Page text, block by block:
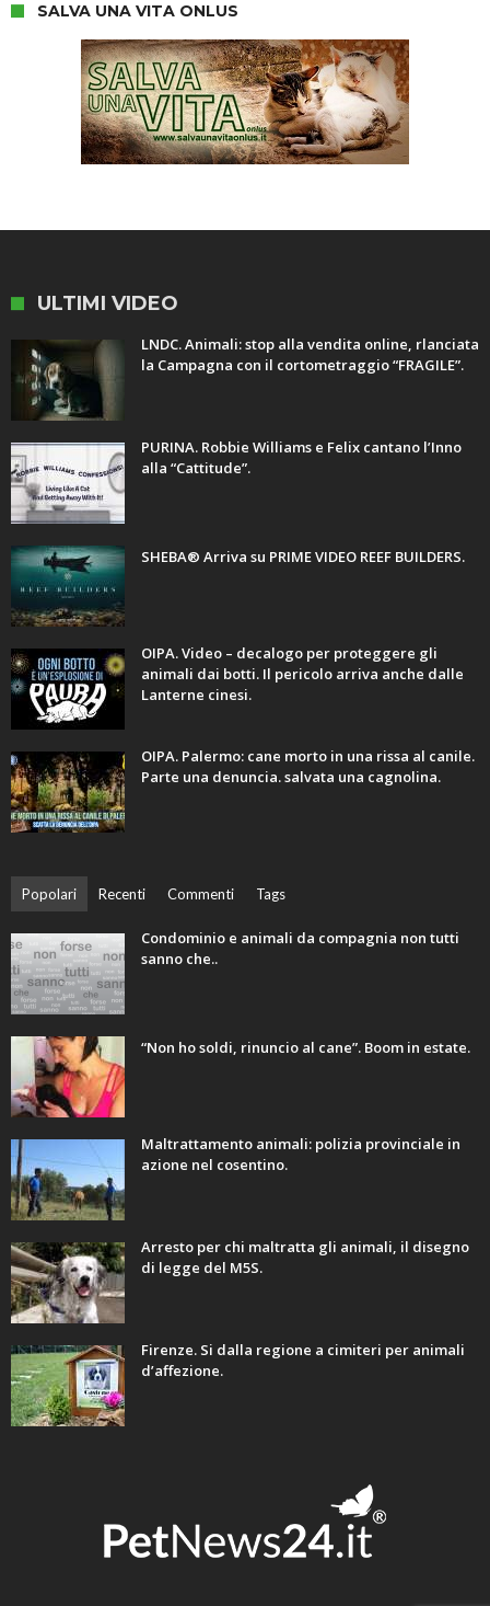
SALVA UNA VITA ONLUS
ULTIMI VIDEO
LNDC. Animali: stop alla vendita online, rlanciata
la Campagna con il cortometraggio “FRAGILE”.
PURINA. Robbie Williams e Felix cantano l’Inno
alla “Cattitude”.
SHEBA® Arriva su PRIME VIDEO REEF BUILDERS.
OIPA. Video – decalogo per proteggere gli
animali dai botti. Il pericolo arriva anche dalle
Lanterne cinesi.
OIPA. Palermo: cane morto in una rissa al canile.
Parte una denuncia. salvata una cagnolina.
Popolari Recenti Commenti Tags
Condominio e animali da compagnia non tutti
sanno che..
“Non ho soldi, rinuncio al cane”. Boom in estate.
Maltrattamento animali: polizia provinciale in
azione nel cosentino.
Arresto per chi maltratta gli animali, il disegno
di legge del M5S.
Firenze. Si dalla regione a cimiteri per animali
d’affezione.